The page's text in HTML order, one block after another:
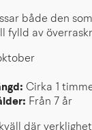
både den
fylld av
Cirka 1
Från 7 år
där